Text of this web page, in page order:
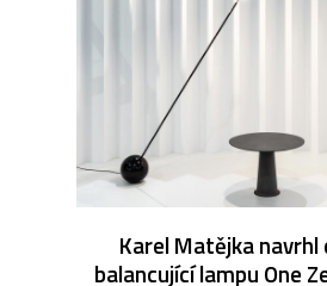
Karel Matějka navrhl
balancující lampu One